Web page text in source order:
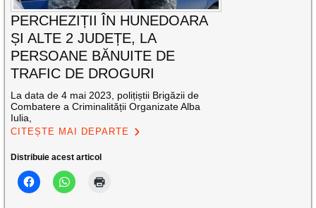
PERCHEZIȚII ÎN HUNEDOARA
ȘI ALTE 2 JUDEȚE, LA
PERSOANE BĂNUITE DE
TRAFIC DE DROGURI
La data de 4 mai 2023, polițiștii Brigăzii de
Combatere a Criminalității Organizate Alba
Iulia,
CITEȘTE MAI DEPARTE
Distribuie acest articol